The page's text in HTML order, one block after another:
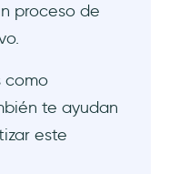
proceso de
como
te ayudan
este